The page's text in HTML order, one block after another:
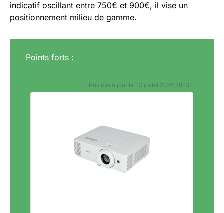
indicatif oscillant entre 750€ et 900€, il vise un
positionnement milieu de gamme.
Points forts :
13 juillet 2026 20h31